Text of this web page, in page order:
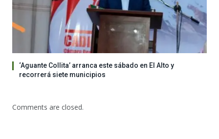
‘Aguante Collita’ arranca este sábado en El Alto y
recorrerá siete municipios
Comments are closed.